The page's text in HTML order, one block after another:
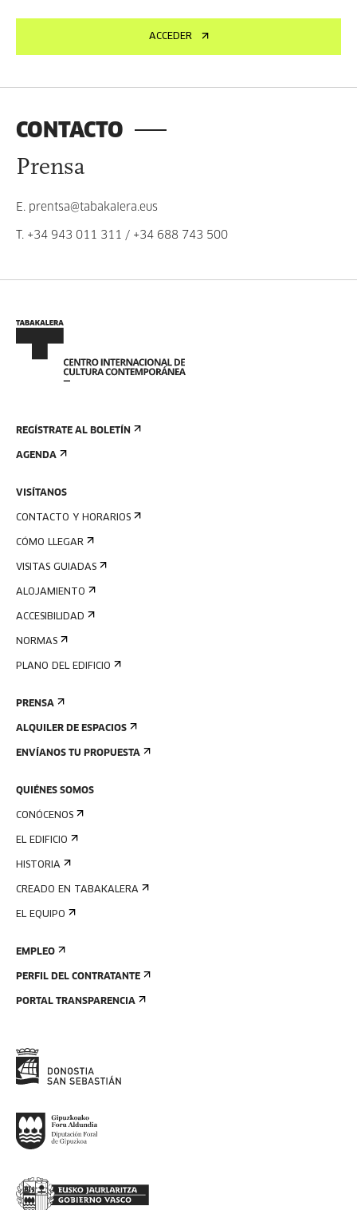
ACCEDER
CONTACTO
Prensa
E. prentsa@tabakalera.eus
T. +34 943 011 311 / +34 688 743 500
REGÍSTRATE AL BOLETÍN
AGENDA
VISÍTANOS
CONTACTO Y HORARIOS
CÓMO LLEGAR
VISITAS GUIADAS
ALOJAMIENTO
ACCESIBILIDAD
NORMAS
PLANO DEL EDIFICIO
PRENSA
ALQUILER DE ESPACIOS
ENVÍANOS TU PROPUESTA
QUIÉNES SOMOS
CONÓCENOS
EL EDIFICIO
HISTORIA
CREADO EN TABAKALERA
EL EQUIPO
EMPLEO
PERFIL DEL CONTRATANTE
PORTAL TRANSPARENCIA